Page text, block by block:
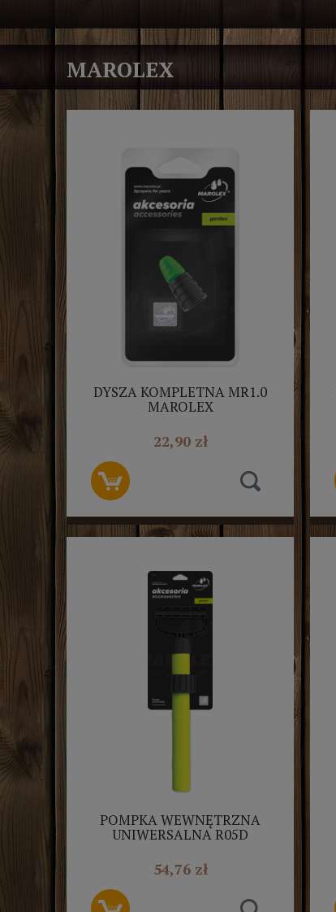
MAROLEX
DYSZA KOMPLETNA MR1.0
MAROLEX
22,90 zł
POMPKA WEWNĘTRZNA
UNIWERSALNA R05D
54,76 zł